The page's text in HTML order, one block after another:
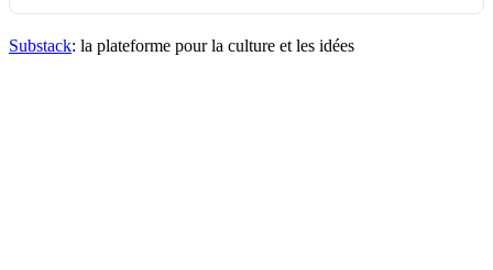
Substack: la plateforme pour la culture et les idées